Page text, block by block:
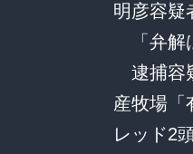
明彦容疑
「弁解
逮捕容
産牧場「
レッド2